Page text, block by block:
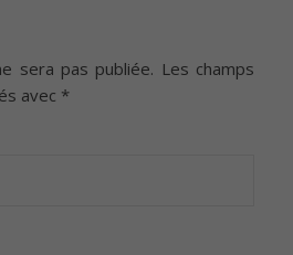
sera pas publiée. Les champs
avec *